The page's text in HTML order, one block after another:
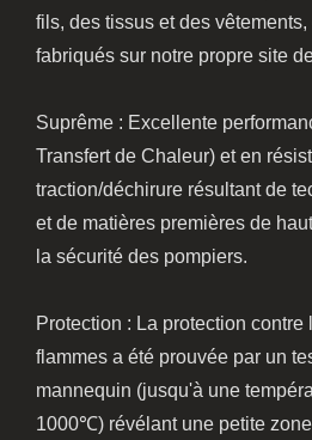
fils, des tissus et des
fabriqués sur notre propre site
Suprême : Excellente
Transfert de Chaleur) et en
traction/déchirure résultant de
et de matières premières de
la sécurité des pompiers.
Protection : La protection contre
flammes a été prouvée par un
mannequin (jusqu'à une
1000℃) révélant une petite